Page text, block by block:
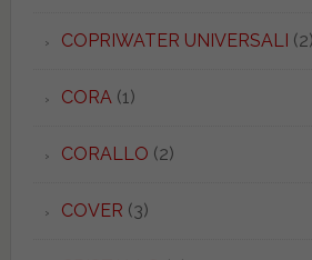
COPRIWATER UNIVERSALI (2)
CORA(1)
CORALLO (2)
COVER (3)